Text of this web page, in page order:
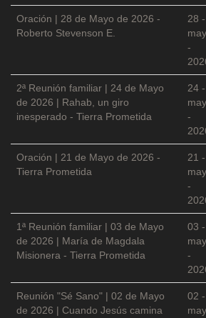
Oración | 28 de Mayo de 2026 -
Roberto Stevenson E.
28 -
may
-
2ª Reunión familiar | 24 de Mayo
de 2026 | Rahab, un giro
inesperado - Tierra Prometida
24 -
may
-
Oración | 21 de Mayo de 2026 -
Tierra Prometida
21 -
may
-
1ª Reunión familiar | 03 de Mayo
de 2026 | María de Magdala
Misionera - Tierra Prometida
03 -
may
-
Reunión "Sé Sano" | 02 de Mayo
de 2026 | Cuando Jesús camina
02 -
may